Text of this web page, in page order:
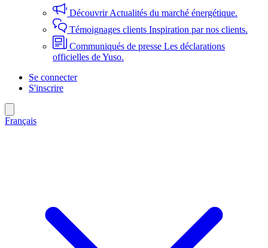
DécouvrirActualités du marché énergétique.
Témoignages clients Inspiration par nos clients.
Communiqués de presse Les déclarations
officielles de Yuso.
Se connecter
S'inscrire
Français